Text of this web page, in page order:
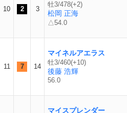
10 2 3
牡3/478(+2)
松岡 正海
△54.0
11 7 14
マイネルアエラス
牡3/460(+10)
後藤 浩輝
56.0
マイスプレンダー